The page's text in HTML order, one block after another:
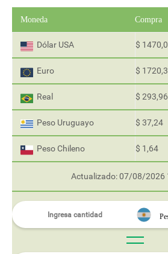
Moneda Compra
Dólar USA $
Euro $
Real $ 293,96
Peso Uruguayo $ 37,24
Peso Chileno $ 1,64
Actualizado: 07/08/2026